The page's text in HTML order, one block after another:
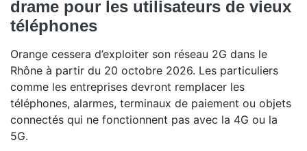
drame pour les utilisateurs de vieux
téléphones
Orange cessera d’exploiter son réseau 2G dans le
Rhône à partir du 20 octobre 2026. Les particuliers
comme les entreprises devront remplacer les
téléphones, alarmes, terminaux de paiement ou objets
connectés qui ne fonctionnent pas avec la 4G ou la
5G.